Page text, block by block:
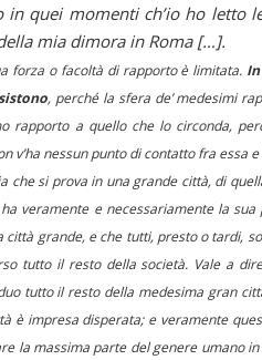
in quei momenti ch’io ho letto
mia dimora in Roma […].
forza o facoltà di rapporto è limitata.
, perché la sfera de’ medesimi
rapporto a quello che lo circonda,
v’ha nessun punto di contatto fra essa e
si prova in una grande città, di
ha veramente e necessariamente la
città grande, e che tutti, presto o tardi,
tutto il resto della società. Vale a
tutto il resto della medesima gran
è impresa disperata; e veramente
la massima parte del genere umano